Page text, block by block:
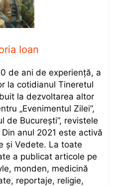
Ioan
de ani de experiență, a
la cotidianul Tineretul
la dezvoltarea altor
„Evenimentul Zilei”,
de București”, revistele
Din anul 2021 este activă
și Vedete. La toate
a publicat articole pe
monden, medicină
reportaje, religie,